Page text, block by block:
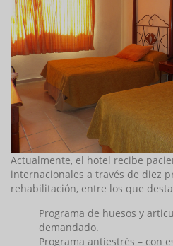
Actualmente, el hotel recibe
internacionales a través de diez
rehabilitación, entre los que
Programa de huesos y
demandado.
Programa antiestrés – con